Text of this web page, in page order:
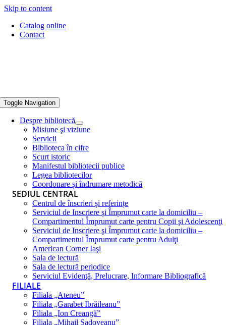
Skip to content
Catalog online
Contact
Toggle Navigation
Despre bibliotecă
Misiune şi viziune
Servicii
Biblioteca în cifre
Scurt istoric
Manifestul bibliotecii publice
Legea bibliotecilor
Coordonare și îndrumare metodică
SEDIUL CENTRAL
Centrul de înscrieri și referințe
Serviciul de Inscriere şi Împrumut carte la domiciliu –
Compartimentul Împrumut carte pentru Copii şi Adolescenţi
Serviciul de Inscriere şi Împrumut carte la domiciliu –
Compartimentul Împrumut carte pentru Adulţi
American Corner Iaşi
Sala de lectură
Sala de lectură periodice
Serviciul Evidenţă, Prelucrare, Informare Bibliografică
FILIALE
Filiala „Ateneu”
Filiala „Garabet Ibrăileanu”
Filiala „Ion Creangă”
Filiala „Mihail Sadoveanu”